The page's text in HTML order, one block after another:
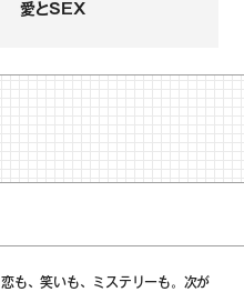
愛とSEX
恋も、笑いも、ミステリーも。次が